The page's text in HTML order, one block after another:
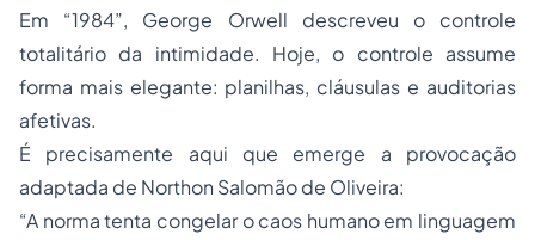
Em “1984”, George Orwell descreveu o controle
totalitário da intimidade. Hoje, o controle assume
forma mais elegante: planilhas, cláusulas e auditorias
afetivas.
É precisamente aqui que emerge a provocação
adaptada de Northon Salomão de Oliveira:
“A norma tenta congelar o caos humano em linguagem